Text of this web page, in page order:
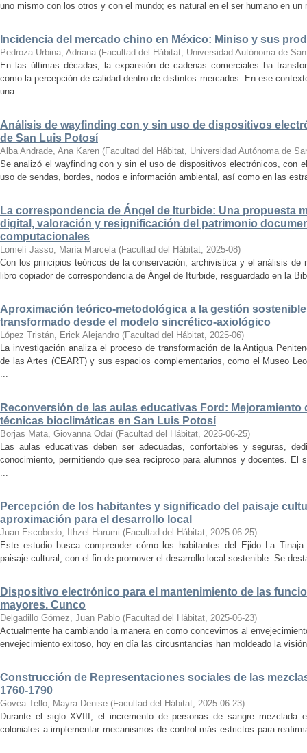
uno mismo con los otros y con el mundo; es natural en el ser humano en
Incidencia del mercado chino en México: Miniso y sus
Pedroza Urbina, Adriana (Facultad del Hábitat, Universidad Autónoma de
En las últimas décadas, la expansión de cadenas comerciales ha
como la percepción de calidad dentro de distintos mercados. En ese
una ...
Análisis de wayfinding con y sin uso de dispositivos
de San Luis Potosí
Alba Andrade, Ana Karen (Facultad del Hábitat, Universidad Autónoma de
Se analizó el wayfinding con y sin el uso de dispositivos electrónicos, con
uso de sendas, bordes, nodos e información ambiental, así como en las
La correspondencia de Ángel de Iturbide: Una propuesta
digital, valoración y resignificación del patrimonio
computacionales
Lomelí Jasso, María Marcela (Facultad del Hábitat, 2025-08)
Con los principios teóricos de la conservación, archivistica y el análisis de
libro copiador de correspondencia de Ángel de Iturbide, resguardado en la
Aproximación teórico-metodológica a la gestión
transformado desde el modelo sincrético-axiológico
López Tristán, Erick Alejandro (Facultad del Hábitat, 2025-06)
La investigación analiza el proceso de transformación de la Antigua
de las Artes (CEART) y sus espacios complementarios, como el Museo
...
Reconversión de las aulas educativas Ford:
técnicas bioclimáticas en San Luis Potosí
Borjas Mata, Giovanna Odaí (Facultad del Hábitat, 2025-06-25)
Las aulas educativas deben ser adecuadas, confortables y seguras,
conocimiento, permitiendo que sea reciproco para alumnos y docentes. El
...
Percepción de los habitantes y significado del paisaje
aproximación para el desarrollo local
Juan Escobedo, Ithzel Harumi (Facultad del Hábitat, 2025-06-25)
Este estudio busca comprender cómo los habitantes del Ejido La
paisaje cultural, con el fin de promover el desarrollo local sostenible. Se
Dispositivo electrónico para el mantenimiento de las
mayores. Cunco
Delgadillo Gómez, Juan Pablo (Facultad del Hábitat, 2025-06-23)
Actualmente ha cambiando la manera en como concevimos al
envejecimiento exitoso, hoy en día las circusntancias han moldeado la
Construcción de Representaciones sociales de las
1760-1790
Govea Tello, Mayra Denise (Facultad del Hábitat, 2025-06-23)
Durante el siglo XVIII, el incremento de personas de sangre
coloniales a implementar mecanismos de control más estrictos para
...